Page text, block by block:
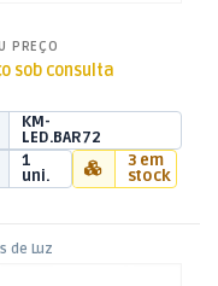
PREÇO
sob consulta
KM-
LED.BAR72
1
uni.
3 em
stock
de Luz